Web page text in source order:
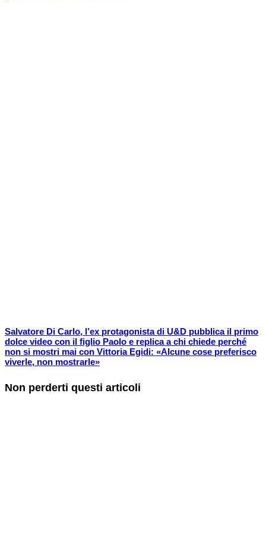
Salvatore Di Carlo, l’ex protagonista di U&D pubblica il primo
dolce video con il figlio Paolo e replica a chi chiede perché
non si mostri mai con Vittoria Egidi: «Alcune cose preferisco
viverle, non mostrarle»
Non perderti questi articoli